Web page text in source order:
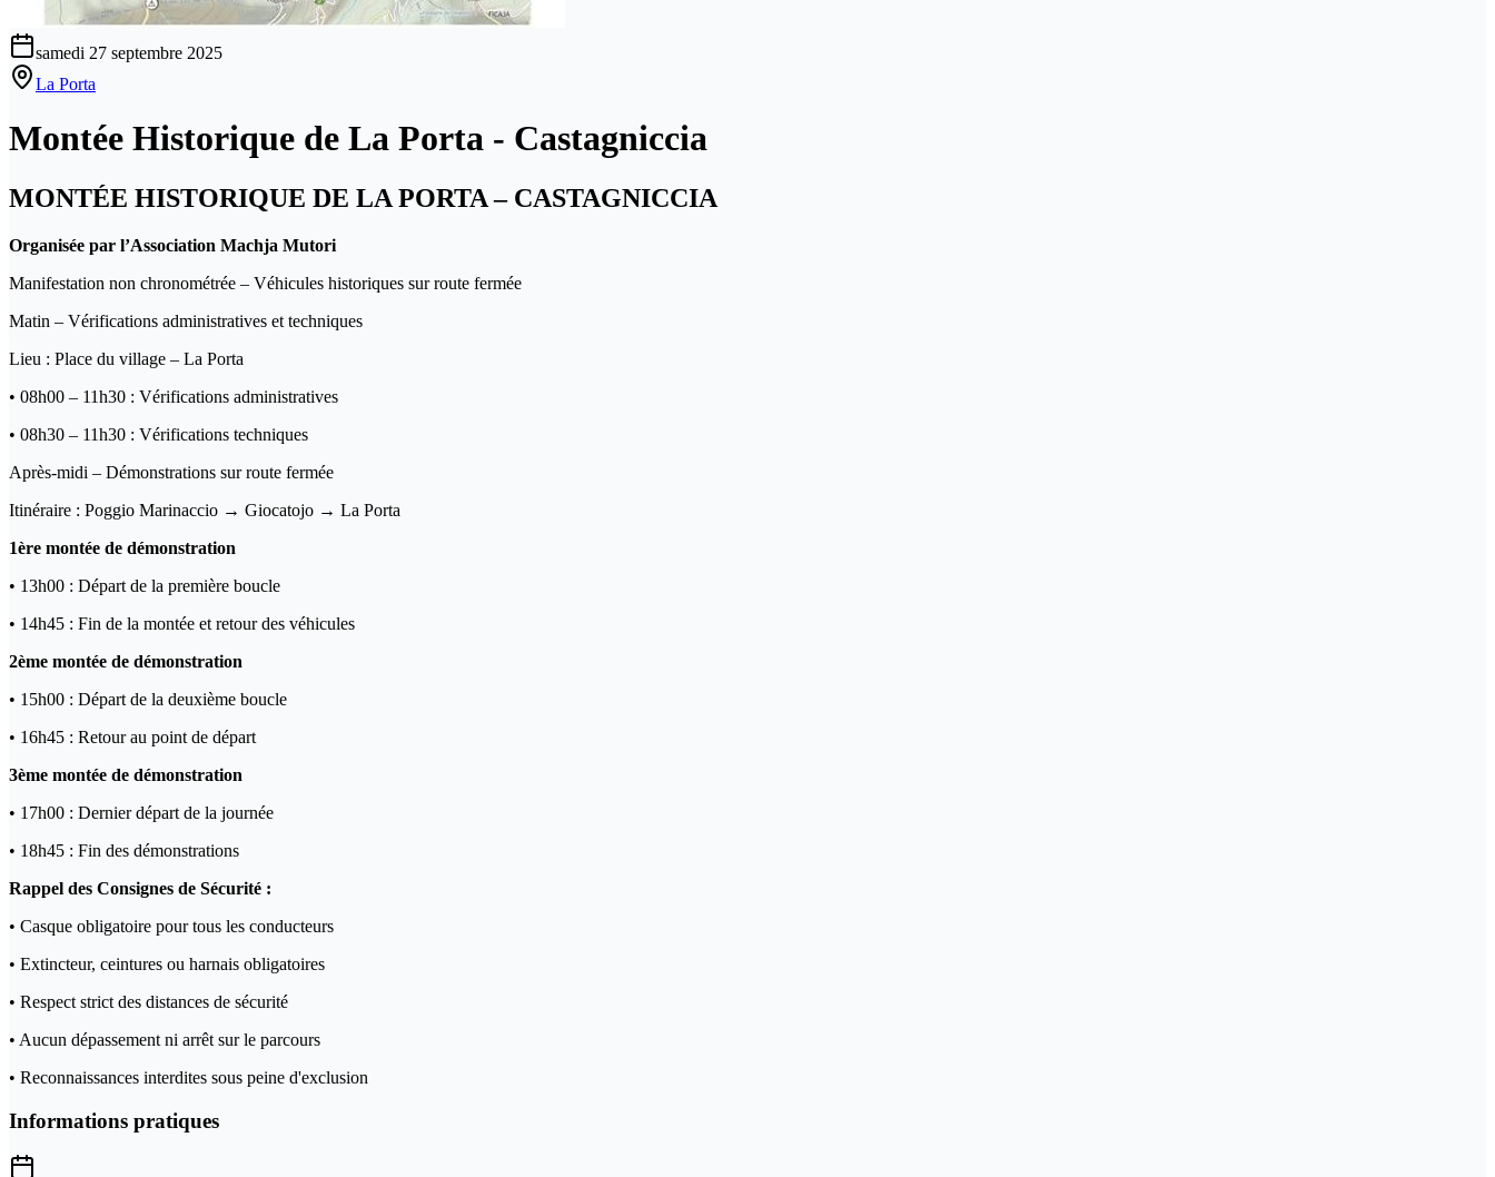
samedi 27 septembre 2025
La Porta
Montée Historique de La Porta - Castagniccia
MONTÉE HISTORIQUE DE LA PORTA – CASTAGNICCIA
Organisée par l’Association Machja Mutori
Manifestation non chronométrée – Véhicules historiques sur route fermée
Matin – Vérifications administratives et techniques
Lieu : Place du village – La Porta
• 08h00 – 11h30 : Vérifications administratives
• 08h30 – 11h30 : Vérifications techniques
Après-midi – Démonstrations sur route fermée
Itinéraire : Poggio Marinaccio → Giocatojo → La Porta
1ère montée de démonstration
• 13h00 : Départ de la première boucle
• 14h45 : Fin de la montée et retour des véhicules
2ème montée de démonstration
• 15h00 : Départ de la deuxième boucle
• 16h45 : Retour au point de départ
3ème montée de démonstration
• 17h00 : Dernier départ de la journée
• 18h45 : Fin des démonstrations
Rappel des Consignes de Sécurité :
• Casque obligatoire pour tous les conducteurs
• Extincteur, ceintures ou harnais obligatoires
• Respect strict des distances de sécurité
• Aucun dépassement ni arrêt sur le parcours
• Reconnaissances interdites sous peine d'exclusion
Informations pratiques